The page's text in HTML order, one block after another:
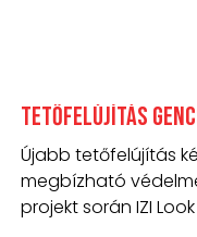
Tetőfelújítás
Újabb tetőfelújítás
megbízható
projekt során IZI